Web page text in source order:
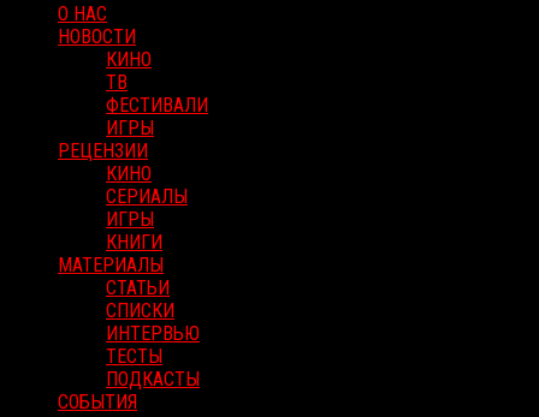
О НАС
НОВОСТИ
КИНО
ТВ
ФЕСТИВАЛИ
ИГРЫ
РЕЦЕНЗИИ
КИНО
СЕРИАЛЫ
ИГРЫ
КНИГИ
МАТЕРИАЛЫ
СТАТЬИ
СПИСКИ
ИНТЕРВЬЮ
ТЕСТЫ
ПОДКАСТЫ
СОБЫТИЯ